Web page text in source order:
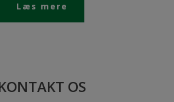
Læs mere
OS